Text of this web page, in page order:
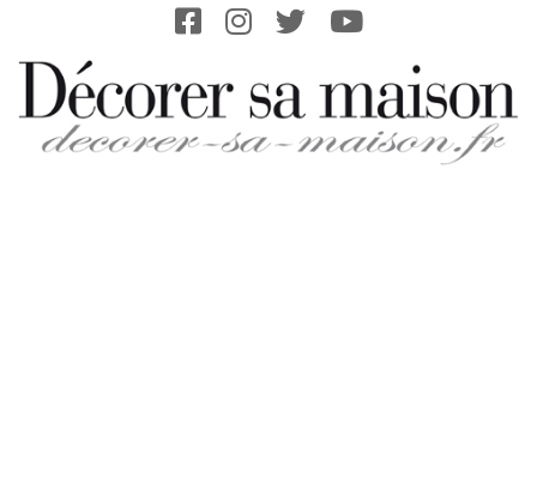
content